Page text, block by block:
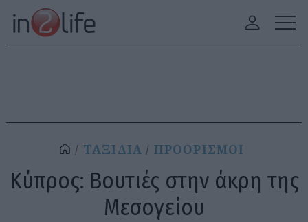
ΤΑΞΙΔΙΑ ΠΡΟΟΡΙΣΜΟΙ
Κύπρος: Βουτιές στην άκρη της
Μεσογείου